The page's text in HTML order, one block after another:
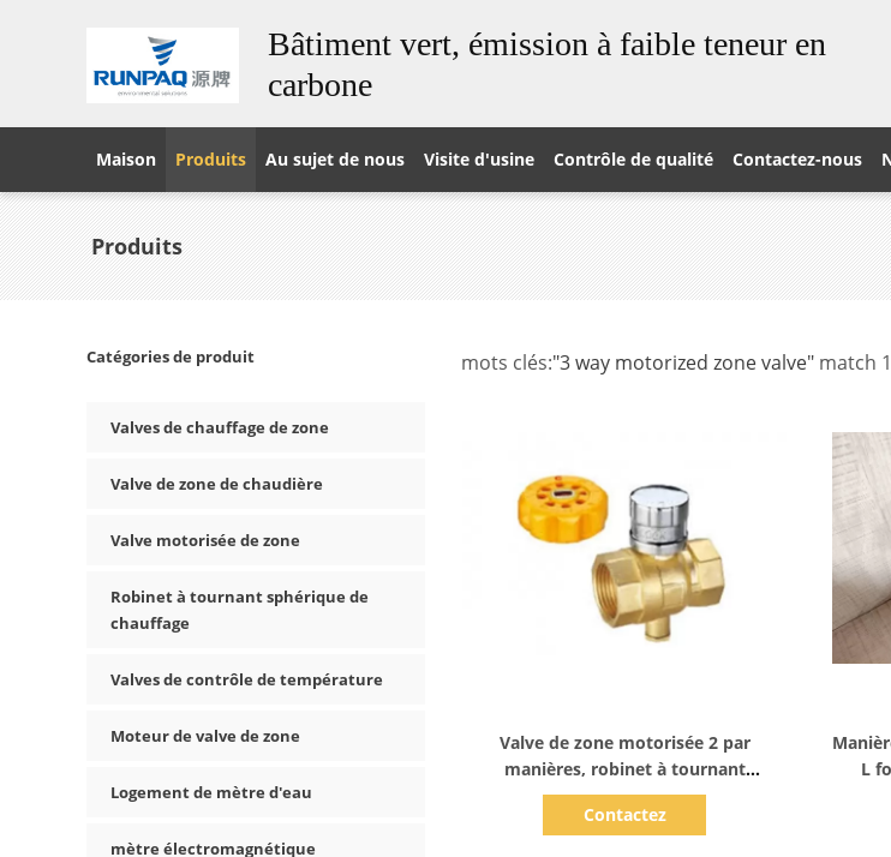
Bâtiment vert, émission à faible teneur en
carbone
Maison Produits Au sujet de nous Visite d'usine Contrôle de qualité Contactez-nous
Produits
Catégories de produit
Valves de chauffage de zone
Valve de zone de chaudière
Valve motorisée de zone
Robinet à tournant sphérique de
chauffage
Valves de contrôle de température
Moteur de valve de zone
Logement de mètre d'eau
mètre électromagnétique
mots clés:"3 way motorized zone valve" match
Valve de zone motorisée 2 par
manières, robinet à tournant
sphérique moteur de 22mm pour
l'écoulement de la chaleur DN15
Contactez
L